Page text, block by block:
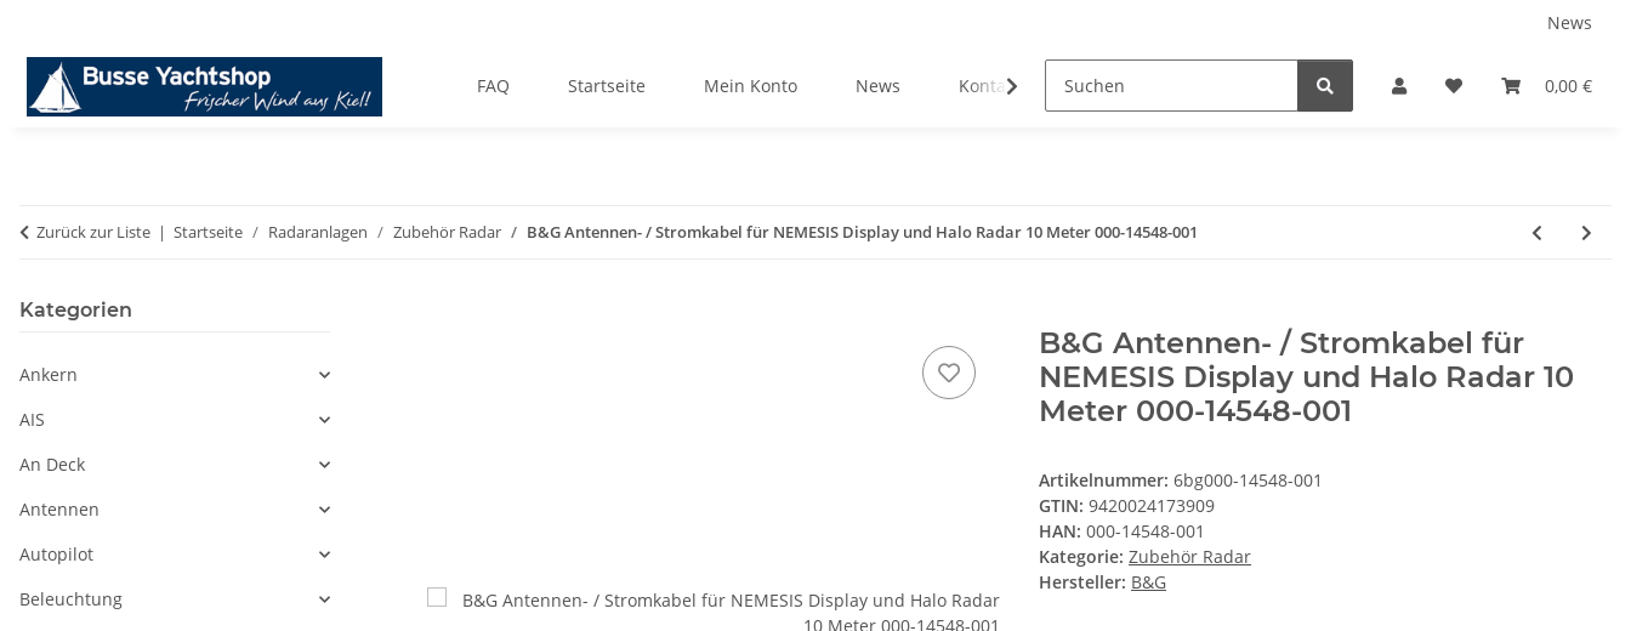
News
0,00 €
FAQ Startseite Mein Konto News Kontakt Karriere
Zurück zur Liste Startseite Radaranlagen Zubehör Radar B&G Antennen- / Stromkabel für NEMESIS Display und Halo Radar 10 Meter 000-14548-001
B&G Antennen- / Stromkabel für
NEMESIS Display und Halo Radar 10
Meter 000-14548-001
Artikelnummer: 6bg000-14548-001
GTIN: 9420024173909
HAN: 000-14548-001
Kategorie: Zubehör Radar
Hersteller: B&G
Kategorien
Ankern
AIS
An Deck
Antennen
Autopilot
Beleuchtung